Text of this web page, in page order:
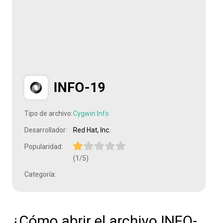
INFO-19
Tipo de archivo:Cygwin Info
Desarrollador: Red Hat, Inc.
Popularidad:
(1/5)
Categoría: